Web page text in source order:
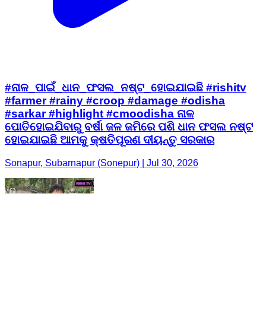
#ନାଳ_ପାଇଁ_ଧାନ_ଫସଲ_ନଷ୍ଟ_ହୋଇଯାଇଛି #rishitv
#farmer #rainy #croop #damage #odisha
#sarkar #highlight #cmoodisha ନାଳ
ପୋତିହୋଇଯିବାରୁ ବର୍ଷା ଜଳ ଜମିରେ ପଶି ଧାନ ଫସଲ ନଷ୍ଟ
ହୋଇଯାଇଛି ଆମକୁ କ୍ଷତିପୂରଣ ଦୀୟନ୍ତୁ ସରକାର
Sonapur, Subarnapur (Sonepur) | Jul 30, 2026